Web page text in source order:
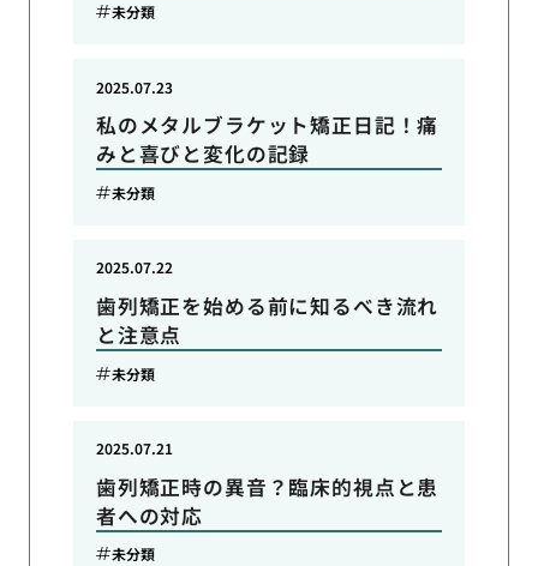
未分類
私のメタルブラケット矯正日記！痛
みと喜びと変化の記録
2025.07.23
未分類
歯列矯正を始める前に知るべき流れ
と注意点
2025.07.22
未分類
歯列矯正時の異音？臨床的視点と患
者への対応
2025.07.21
未分類